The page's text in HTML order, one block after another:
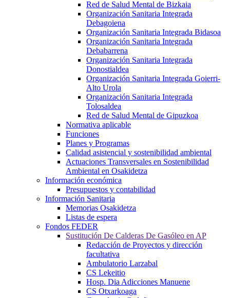
Red de Salud Mental de Bizkaia
Organización Sanitaria Integrada
Debagoiena
Organización Sanitaria Integrada Bidasoa
Organización Sanitaria Integrada
Debabarrena
Organización Sanitaria Integrada
Donostialdea
Organización Sanitaria Integrada Goierri-
Alto Urola
Organización Sanitaria Integrada
Tolosaldea
Red de Salud Mental de Gipuzkoa
Normativa aplicable
Funciones
Planes y Programas
Calidad asistencial y sostenibilidad ambiental
Actuaciones Transversales en Sostenibilidad
Ambiental en Osakidetza
Información económica
Presupuestos y contabilidad
Información Sanitaria
Memorias Osakidetza
Listas de espera
Fondos FEDER
Sustitución De Calderas De Gasóleo en AP
Redacción de Proyectos y dirección
facultativa
Ambulatorio Larzabal
CS Lekeitio
Hosp. Dia Adicciones Manuene
CS Otxarkoaga